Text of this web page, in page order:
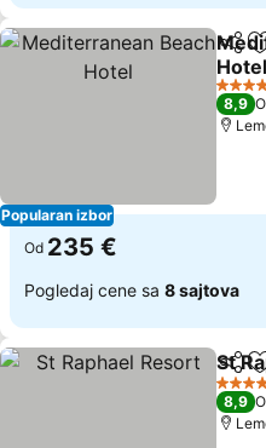
Popularan izbor
Deli
Hotel
4
8,9
Od 235 €
Pogledaj cene sa 8 sajtova
Deli
St
5
8,9